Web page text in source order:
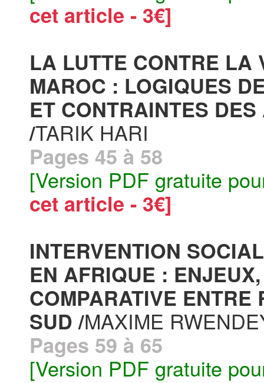
cet article - 3€]
LA LUTTE CONTRE LA
MAROC : LOGIQUES
ET CONTRAINTES
/TARIK HARI
Pages 45 à 58
[Version PDF gratuite
cet article - 3€]
INTERVENTION
EN AFRIQUE :
COMPARATIVE ENTRE
SUD /MAXIME
Pages 59 à 65
[Version PDF gratuite